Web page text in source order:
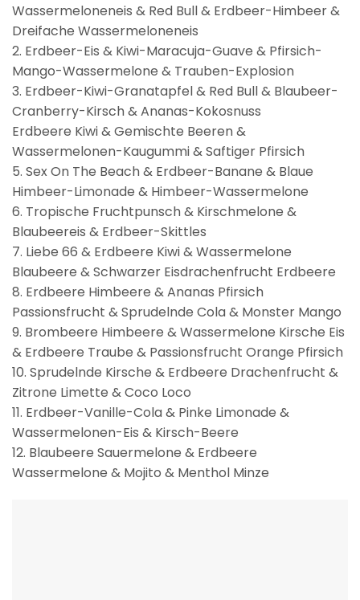
Wassermeloneneis & Red Bull & Erdbeer-Himbeer &
Dreifache Wassermeloneneis
2. Erdbeer-Eis & Kiwi-Maracuja-Guave & Pfirsich-
Mango-Wassermelone & Trauben-Explosion
3. Erdbeer-Kiwi-Granatapfel & Red Bull & Blaubeer-
Cranberry-Kirsch & Ananas-Kokosnuss
Erdbeere Kiwi & Gemischte Beeren &
Wassermelonen-Kaugummi & Saftiger Pfirsich
5. Sex On The Beach & Erdbeer-Banane & Blaue
Himbeer-Limonade & Himbeer-Wassermelone
6. Tropische Fruchtpunsch & Kirschmelone &
Blaubeereis & Erdbeer-Skittles
7. Liebe 66 & Erdbeere Kiwi & Wassermelone
Blaubeere & Schwarzer Eisdrachenfrucht Erdbeere
8. Erdbeere Himbeere & Ananas Pfirsich
Passionsfrucht & Sprudelnde Cola & Monster Mango
9. Brombeere Himbeere & Wassermelone Kirsche Eis
& Erdbeere Traube & Passionsfrucht Orange Pfirsich
10. Sprudelnde Kirsche & Erdbeere Drachenfrucht &
Zitrone Limette & Coco Loco
11. Erdbeer-Vanille-Cola & Pinke Limonade &
Wassermelonen-Eis & Kirsch-Beere
12. Blaubeere Sauermelone & Erdbeere
Wassermelone & Mojito & Menthol Minze